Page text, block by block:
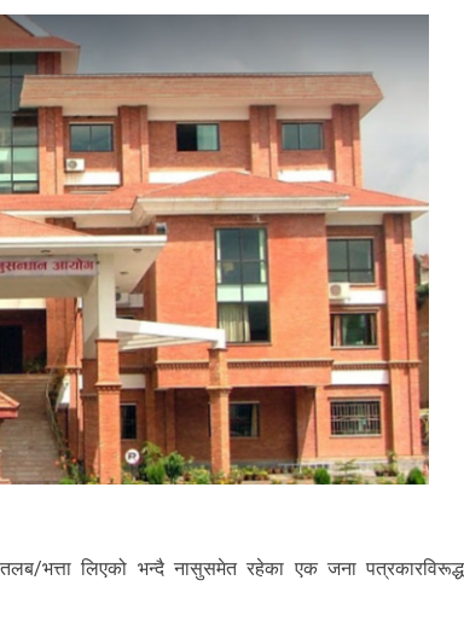
भत्ता लिएको भन्दै नासुसमेत रहेका एक जना पत्रकारविरूद्ध